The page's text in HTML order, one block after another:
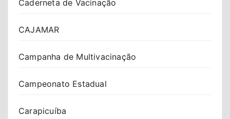
Caderneta de Vacinação
CAJAMAR
Campanha de Multivacinação
Campeonato Estadual
Carapicuíba